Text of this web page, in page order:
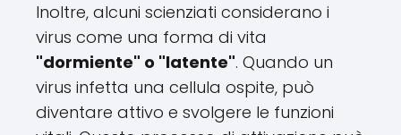
Inoltre, alcuni scienziati considerano i
virus come una forma di vita
"dormiente" o "latente". Quando un
virus infetta una cellula ospite, può
diventare attivo e svolgere le funzioni